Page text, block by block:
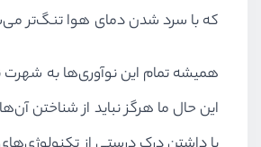
که با سرد شدن دمای هوا تنگ‌تر
همیشه تمام این نوآوری‌ها به شهرت
این حال ما هرگز نباید از شناختن